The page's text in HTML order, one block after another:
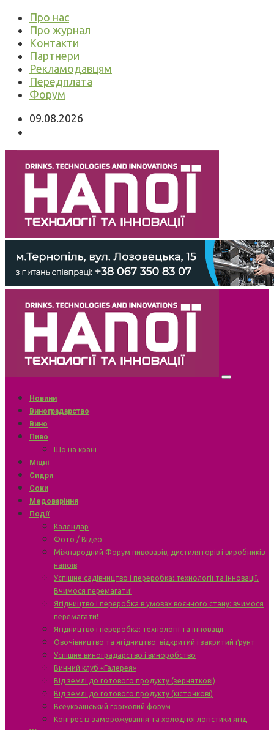
Про нас
Про журнал
Контакти
Партнери
Рекламодавцям
Передплата
Форум
09.08.2026
Новини
Виноградарство
Вино
Пиво
Що на крані
Міцні
Сидри
Соки
Медоваріння
Події
Календар
Фото / Відео
Міжнародний Форум пивоварів, дистиляторів і виробників
напоїв
Успішне садівництво і переробка: технології та інновації.
Вчимося перемагати!
Ягідництво і переробка в умовах воєнного стану: вчимося
перемагати!
Ягідництво і переробка: технології та інновації
Овочівництво та ягідництво: відкритий і закритий ґрунт
Успішне виноградарство і виноробство
Винний клуб «Галерея»
Від землі до готового продукту (зерняткові)
Від землі до готового продукту (кісточкові)
Всеукраїнський горіховий форум
Конгрес із заморожування та холодної логістики ягід